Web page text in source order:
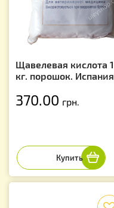
Щавелевая кислота 1
кг. порошок. Испания
370.00 грн.